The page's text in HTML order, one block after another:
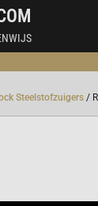
Steelstofzuigers /